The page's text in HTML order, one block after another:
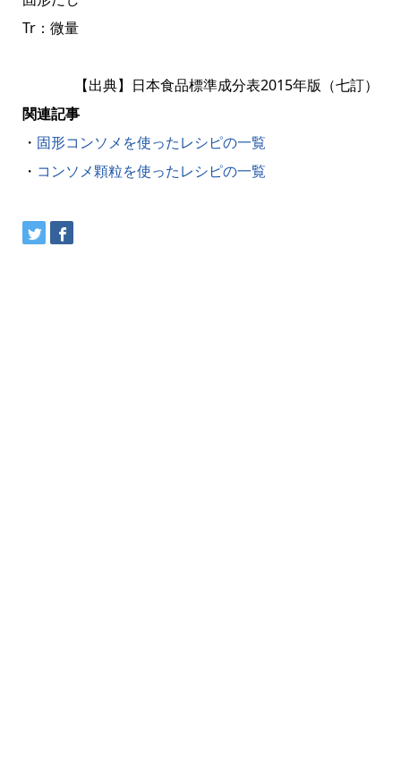
Tr：微量
【出典】日本食品標準成分表2015年版（七訂）
関連記事
・ 固形コンソメを使ったレシピの一覧
・ コンソメ顆粒を使ったレシピの一覧